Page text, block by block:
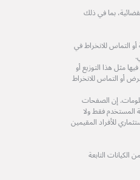
بما في ذلك
التماس للانخراط في
مثل هذا التوزيع أو
أو التماس للانخراط
إن الصفحات
المستخدم فقط ولا
للأفراد المقيمين
التابعة